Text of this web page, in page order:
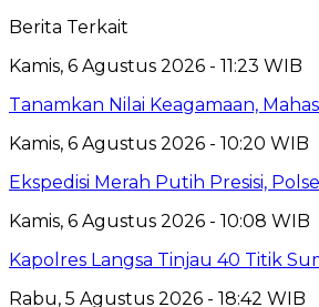
Berita Terkait
Kamis, 6 Agustus 2026 - 11:23 WIB
Tanamkan Nilai Keagamaan,
Kamis, 6 Agustus 2026 - 10:20 WIB
Ekspedisi Merah Putih Presisi,
Kamis, 6 Agustus 2026 - 10:08 WIB
Kapolres Langsa Tinjau 40 Titik
Rabu, 5 Agustus 2026 - 18:42 WIB